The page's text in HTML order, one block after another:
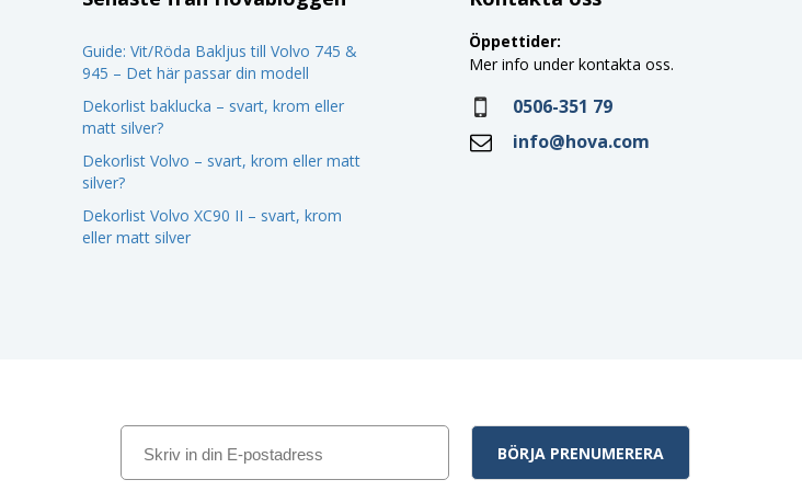
Guide: Vit/Röda Bakljus till Volvo 745 &
945 – Det här passar din modell
Dekorlist baklucka – svart, krom eller
matt silver?
Dekorlist Volvo – svart, krom eller matt
silver?
Dekorlist Volvo XC90 II – svart, krom
eller matt silver
Öppettider:
Mer info under kontakta oss.
0506-351 79
info@hova.com